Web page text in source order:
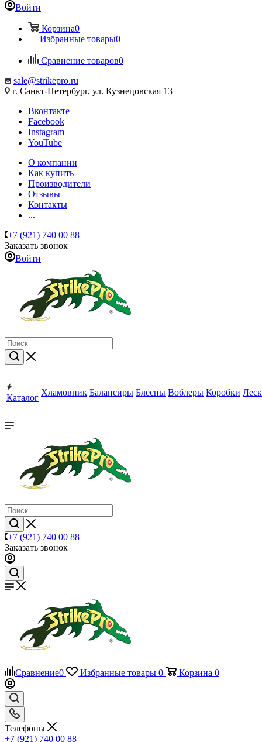
Войти
Корзина0
Избранные товары0
Сравнение товаров0
sale@strikepro.ru
г. Санкт-Петербург, ул. Кузнецовская 13
Вконтакте
Facebook
Instagram
YouTube
О компании
Как купить
Производители
Отзывы
Контакты
...
+7 (921) 740 00 88
Заказать звонок
Войти
Каталог
Хламовник Балансиры Блёсны Воблеры Коробки
+7 (921) 740 00 88
Заказать звонок
Сравнение0 Избранные товары 0 Корзина 0
Телефоны
+7 (921) 740 00 88